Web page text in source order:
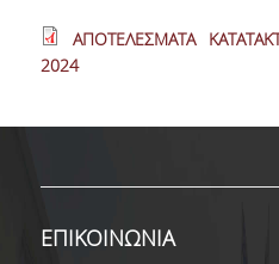
ΕΤΑΙΡΟΙ
ΑΠΟΤΕΛΕΣΜΑΤΑ
2024
ΕΠΙΚΟΙΝΩΝΙΑ